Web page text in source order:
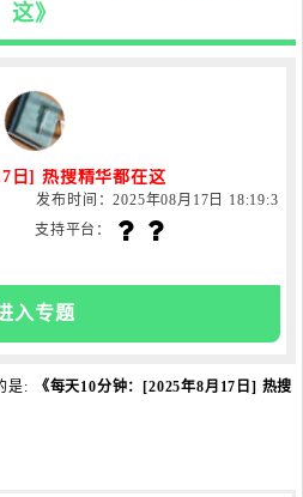
这》
日] 热搜精华都在这
发布时间：2025年08月17日 18:19:3
1
支持平台：
入专题
是:
《每天10分钟：[2025年8月17日] 热搜